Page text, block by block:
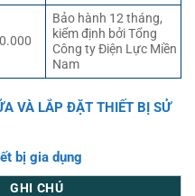
Bảo hành 12 tháng,
kiểm định bởi Tổng
Công ty Điện Lực Miền
Nam
VÀ LẮP ĐẶT THIẾT BỊ SỬ
bị gia dụng
GHI CHÚ